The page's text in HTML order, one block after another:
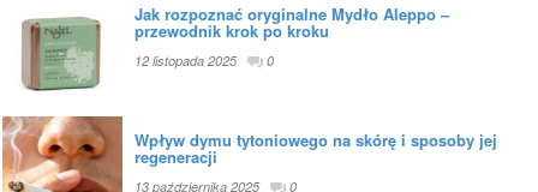
Jak rozpoznać oryginalne Mydło Aleppo –
przewodnik krok po kroku
12 listopada 2025 0
Wpływ dymu tytoniowego na skórę i sposoby jej
regeneracji
13 października 2025 0